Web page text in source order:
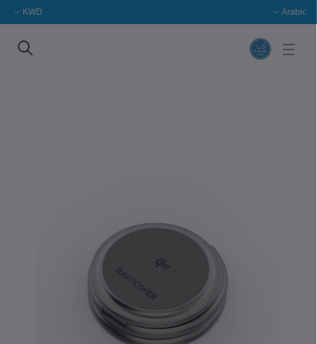
Arabic
KWD